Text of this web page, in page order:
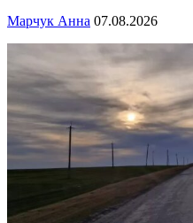
Марчук Анна 07.08.2026